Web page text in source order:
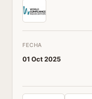
FECHA
01 Oct 2025